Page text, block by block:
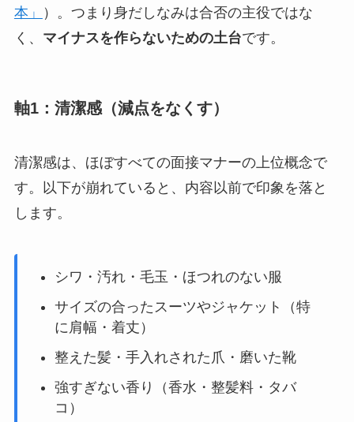
本」
）。つまり身だしなみは合否の主役ではな
く、 マイナスを作らないための土台です。
軸1：清潔感（減点をなくす）
清潔感は、ほぼすべての面接マナーの上位概念で
す。以下が崩れていると、内容以前で印象を落と
します。
シワ・汚れ・毛玉・ほつれのない服
サイズの合ったスーツやジャケット（特
に肩幅・着丈）
整えた髪・手入れされた爪・磨いた靴
強すぎない香り（香水・整髪料・タバ
コ）